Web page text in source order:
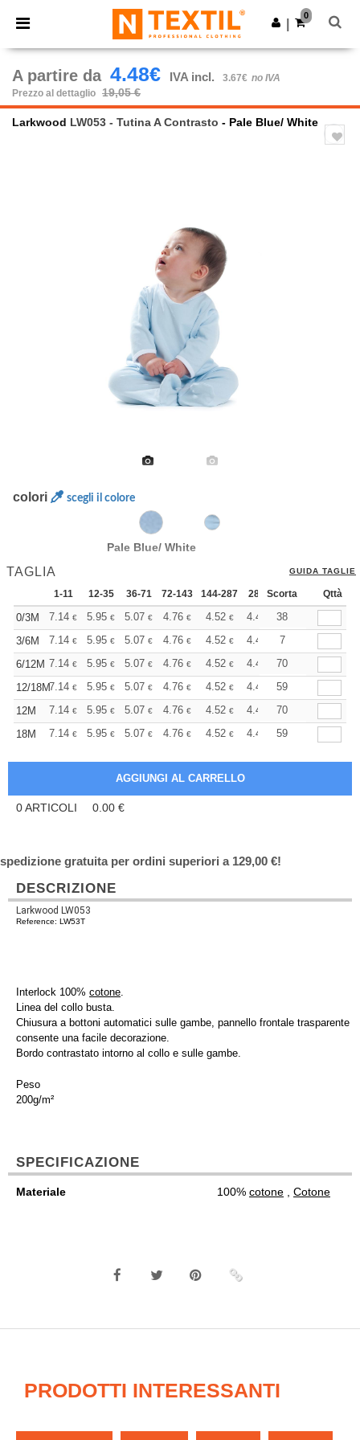
× App Ntextil
Prezzi migliori sull'app!
Scarica app
0
A partire da 4.48€ IVA incl. 3.67€ no IVA
Prezzo al dettaglio 19,05 €
Larkwood LW053 - Tutina A Contrasto - Pale Blue/ White
colori scegli il colore
Pale Blue/ White
TAGLIA GUIDA TAGLIE
1-11 12-35 36-71 72-143 144-287 288 + Altri
Scorta Qttà
0/3M 7.14 € 5.95 € 5.07 € 4.76 € 4.52 € 4.48
38
3/6M
7.14 € 5.95 € 5.07 € 4.76 € 4.52 € 4.48
7
6/12M 7.14 € 5.95 € 5.07 € 4.76 € 4.52 € 4.48
70
12/18M7.14 € 5.95 € 5.07 € 4.76 € 4.52 € 4.48
59
12M
7.14 € 5.95 € 5.07 € 4.76 € 4.52 € 4.48
70
18M
7.14 € 5.95 € 5.07 € 4.76 € 4.52 € 4.48 59
0ARTICOLI 0.00 €
spedizione gratuita per ordini superiori a 129,00 €!
DESCRIZIONE
Larkwood LW053
Reference: LW53T
Interlock 100% cotone.
Linea del collo busta.
Chiusura a bottoni automatici sulle gambe, pannello frontale trasparente
consente una facile decorazione.
Bordo contrastato intorno al collo e sulle gambe.
Peso
200g/m²
SPECIFICAZIONE
Materiale 100% cotone , Cotone
PRODOTTI INTERESSANTI